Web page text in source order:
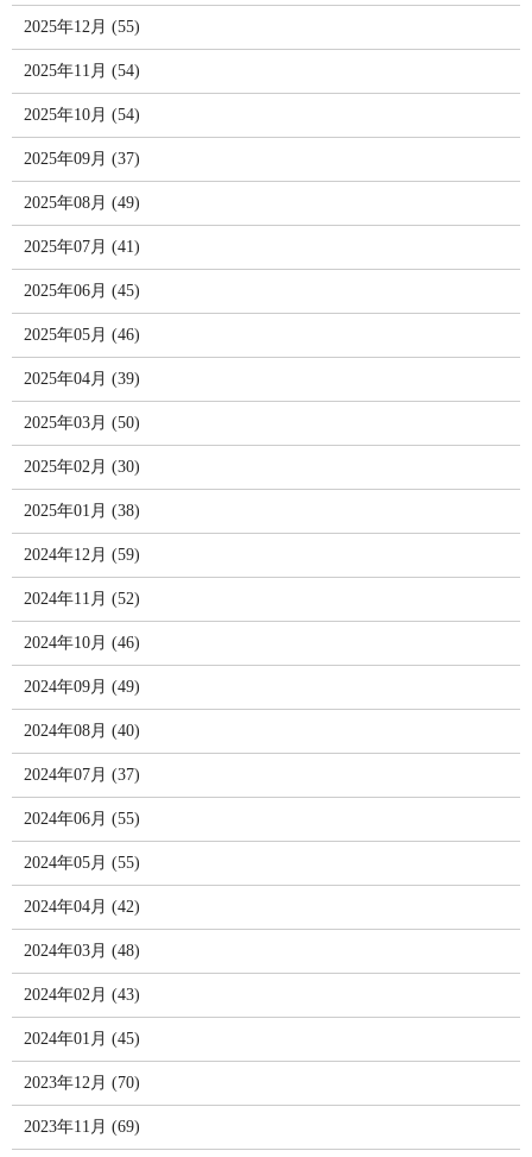
2025年12月 (55)
2025年11月 (54)
2025年10月 (54)
2025年09月 (37)
2025年08月 (49)
2025年07月 (41)
2025年06月 (45)
2025年05月 (46)
2025年04月 (39)
2025年03月 (50)
2025年02月 (30)
2025年01月 (38)
2024年12月 (59)
2024年11月 (52)
2024年10月 (46)
2024年09月 (49)
2024年08月 (40)
2024年07月 (37)
2024年06月 (55)
2024年05月 (55)
2024年04月 (42)
2024年03月 (48)
2024年02月 (43)
2024年01月 (45)
2023年12月 (70)
2023年11月 (69)